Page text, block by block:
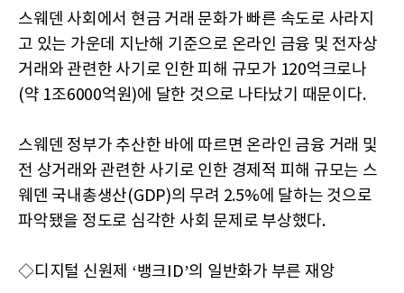
스웨덴 사회에서 현금 거래 문화가 빠른 속도로 사라지
고 있는 가운데 지난해 기준으로 온라인 금융 및 전자상
거래와 관련한 사기로 인한 피해 규모가 120억크로나
(약 1조6000억원)에 달한 것으로 나타났기 때문이다.
스웨덴 정부가 추산한 바에 따르면 온라인 금융 거래 및
전 상거래와 관련한 사기로 인한 경제적 피해 규모는 스
웨덴 국내총생산(GDP)의 무려 2.5%에 달하는 것으로
파악됐을 정도로 심각한 사회 문제로 부상했다.
◇디지털 신원제 ‘뱅크ID’의 일반화가 부른 재앙